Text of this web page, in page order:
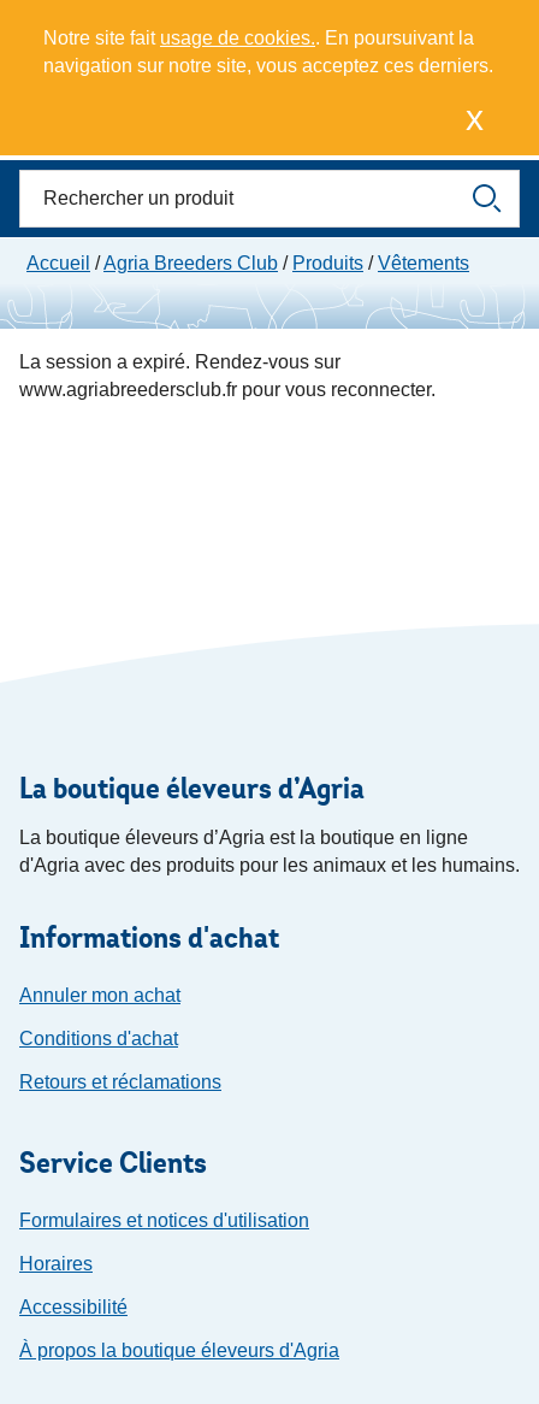
Notre site fait usage de cookies.. En poursuivant la
navigation sur notre site, vous acceptez ces derniers.
x
Accueil /Agria Breeders Club / Produits /Vêtements
La session a expiré. Rendez-vous sur
www.agriabreedersclub.fr pour vous reconnecter.
La boutique éleveurs d’Agria
La boutique éleveurs d’Agria est la boutique en ligne
d'Agria avec des produits pour les animaux et les humains.
Informations d'achat
Annuler mon achat
Conditions d'achat
Retours et réclamations
Service Clients
Formulaires et notices d'utilisation
Horaires
Accessibilité
À propos la boutique éleveurs d'Agria